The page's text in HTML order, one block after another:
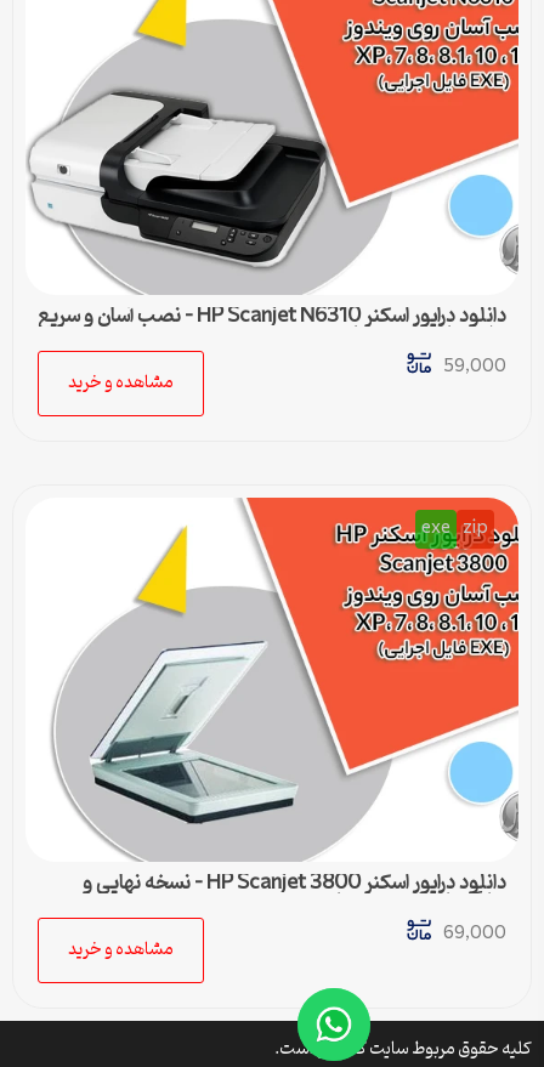
دانلود درایور اسکنر HP Scanjet N6310 – نصب آسان و سریع
برای تمامی ویندوزها
59,000
مشاهده و خرید
zip
exe
دانلود درایور اسکنر HP Scanjet 3800 – نسخه نهایی و
سازگار با تمام ویندوزها
69,000
مشاهده و خرید
کلیه حقوق مربوط سایت کتافایل است.